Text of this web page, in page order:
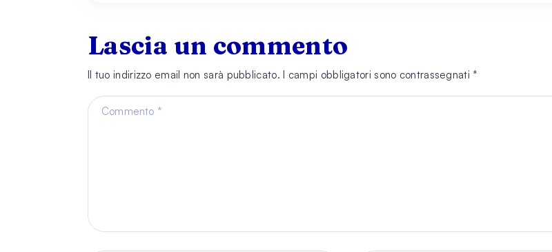
Lascia un commento
Il tuo indirizzo email non sarà pubblicato. I campi obbligatori sono contrassegnati *
Commento *